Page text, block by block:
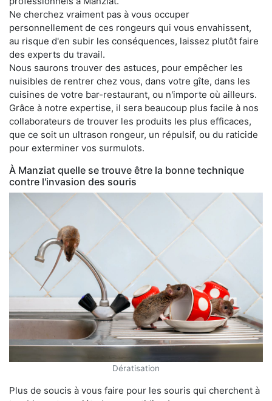
Ne cherchez vraiment pas à vous occuper
personnellement de ces rongeurs qui vous envahissent,
au risque d'en subir les conséquences, laissez plutôt faire
des experts du travail.
Nous saurons trouver des astuces, pour empêcher les
nuisibles de rentrer chez vous, dans votre gîte, dans les
cuisines de votre bar-restaurant, ou n'importe où ailleurs.
Grâce à notre expertise, il sera beaucoup plus facile à nos
collaborateurs de trouver les produits les plus efficaces,
que ce soit un ultrason rongeur, un répulsif, ou du raticide
pour exterminer vos surmulots.
À Manziat quelle se trouve être la bonne technique
contre l'invasion des souris
Dératisation
Plus de soucis à vous faire pour les souris qui cherchent à